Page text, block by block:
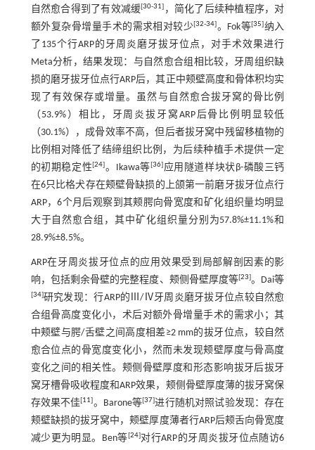
自然愈合得到了有效减缓[30-31] ，简化了后续种植程序，对
额外复杂骨增量手术的需求相对较少[32-34]。Fok等[35]纳入
了135个行ARP的牙周炎磨牙拔牙位点，对手术效果进行
Meta分析，结果发现：与自然愈合组相比较，牙周组织缺
损的磨牙拔牙位点行ARP后，其正中颊壁高度和骨体积均实
现了有效保存或增量。虽然与自然愈合拔牙窝的骨比例
（53.9%）相比，牙周炎拔牙窝ARP后骨比例明显较低
（30.1%），成骨效率不高，但后者拔牙窝中残留移植物的
比例相对降低了结缔组织比例，为后续种植手术提供一定
的初期稳定性[24]。Ikawa等[36]应用隧道样块状β-磷酸三钙
在6只比格犬存在颊壁骨缺损的上颌第一前磨牙拔牙位点行
ARP，6个月后观察到其颊腭向骨宽度和矿化组织量均明显
大于自然愈合组，其中矿化组织量分别为57.8%±11.1%和
28.9%±8.5%。
ARP在牙周炎拔牙位点的应用效果受到局部解剖因素的影
响，包括剩余骨壁的完整程度、颊侧骨壁厚度等[23]。Dai等
[34]研究发现：行ARP的Ⅲ/Ⅳ牙周炎磨牙拔牙位点较自然愈
合组骨高度变化小，术后对额外骨增量手术的需求小；其
中颊壁与腭/舌壁之间高度相差≥2 mm的拔牙位点，较自然
愈合位点的骨宽度变化小，然而未发现颊壁厚度与骨高度
变化之间的相关性。颊侧骨壁厚度和形态影响拔牙后拔牙
窝牙槽骨吸收程度和ARP效果，颊侧骨壁厚度薄的拔牙窝保
存效果不佳[11]。Barone等[37]进行随机对照试验发现：存在
颊壁缺损的拔牙窝中，颊壁厚度薄者行ARP后颊舌向骨宽度
减少更为明显。Ben等[24]对行ARP的牙周炎拔牙位点随访6